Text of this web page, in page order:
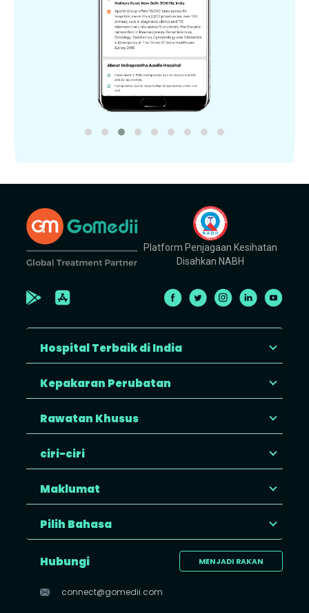
Platform Penjagaan Kesihatan
Disahkan NABH
Hospital Terbaik di India
Kepakaran Perubatan
Rawatan Khusus
ciri-ciri
Maklumat
Pilih Bahasa
MENJADI RAKAN
Hubungi
connect@gomedii.com